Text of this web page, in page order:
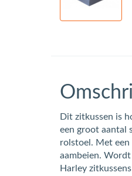
Dit zitkussen is
een groot aantal
rolstoel. Met
aambeien. Wordt
Harley